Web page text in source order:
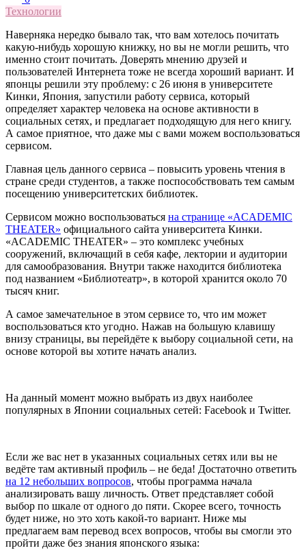
Технологии
Наверняка нередко бывало так, что вам хотелось почитать
какую-нибудь хорошую книжку, но вы не могли решить, что
именно стоит почитать. Доверять мнению друзей и
пользователей Интернета тоже не всегда хороший вариант. И
японцы решили эту проблему: с 26 июня в университете
Кинки, Япония, запустили работу сервиса, который
определяет характер человека на основе активности в
социальных сетях, и предлагает подходящую для него книгу.
А самое приятное, что даже мы с вами можем воспользоваться
сервисом.
Главная цель данного сервиса – повысить уровень чтения в
стране среди студентов, а также поспособствовать тем самым
посещению университетских библиотек.
Сервисом можно воспользоваться на странице «ACADEMIC
THEATER» официального сайта университета Кинки.
«ACADEMIC THEATER» – это комплекс учебных
сооружений, включащий в себя кафе, лектории и аудитории
для самообразования. Внутри также находится библиотека
под названием «Библиотеатр», в которой хранится около 70
тысяч книг.
А самое замечательное в этом сервисе то, что им может
воспользоваться кто угодно. Нажав на большую клавишу
внизу страницы, вы перейдёте к выбору социальной сети, на
основе которой вы хотите начать анализ.
На данный момент можно выбрать из двух наиболее
популярных в Японии социальных сетей: Facebook и Twitter.
Если же вас нет в указанных социальных сетях или вы не
ведёте там активный профиль – не беда! Достаточно ответить
на 12 небольших вопросов, чтобы программа начала
анализировать вашу личность. Ответ представляет собой
выбор по шкале от одного до пяти. Скорее всего, точность
будет ниже, но это хоть какой-то вариант. Ниже мы
предлагаем вам перевод всех вопросов, чтобы вы смогли это
пройти даже без знания японского языка: